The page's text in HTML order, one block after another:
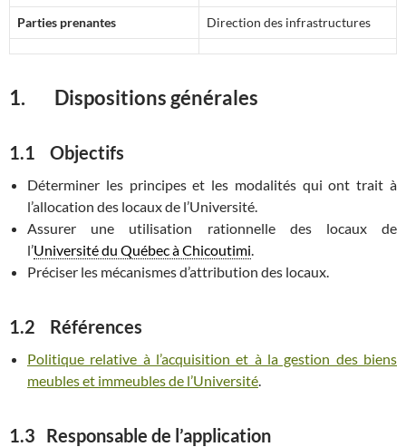
Parties prenantes Direction des infrastructures
1. Dispositions générales
1.1 Objectifs
Déterminer les principes et les modalités qui ont trait à
l’allocation des locaux de l’Université.
Assurer une utilisation rationnelle des locaux de
l’Université du Québec à Chicoutimi.
Préciser les mécanismes d’attribution des locaux.
1.2 Références
Politique relative à l’acquisition et à la gestion des biens
meubles et immeubles de l’Université.
1.3 Responsable de l’application